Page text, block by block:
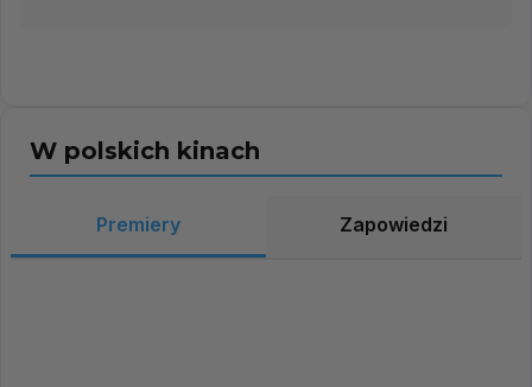
W polskich kinach
Premiery Zapowiedzi